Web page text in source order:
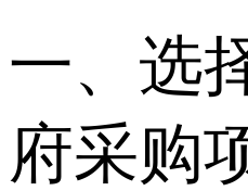
一、选
府采购